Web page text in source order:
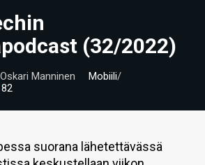
(32/2022)
Oskari Manninen Mobiili/
82
suorana lähetettävässä